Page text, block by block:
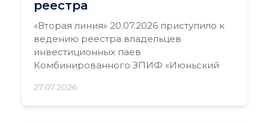
реестра
«Вторая линия» 20.07.2026 приступило к
ведению реестра владельцев
инвестиционных паев
Комбинированного ЗПИФ «Июньский
27.07.2026